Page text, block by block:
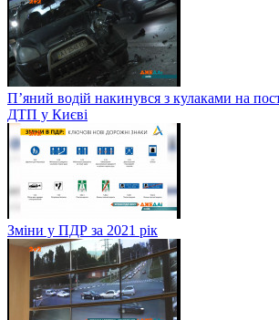
П’яний водій накинувся з кулаками на
ДТП у Києві
Зміни у ПДР за 2021 рік